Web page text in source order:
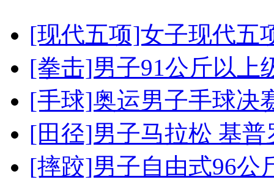
[现代五项]女子现代五
[拳击]男子91公斤以上
[手球]奥运男子手球决
[田径]男子马拉松 基
[摔跤]男子自由式96公